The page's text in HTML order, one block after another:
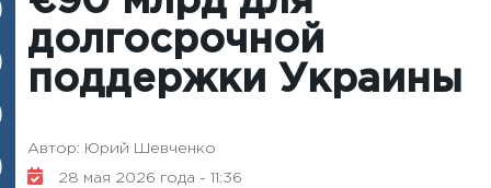
долгосрочной
поддержки Украины
Автор: Юрий Шевченко
28 мая 2026 года - 11:36